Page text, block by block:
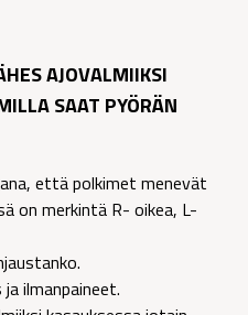
AJOVALMIIKSI
SAAT PYÖRÄN
että polkimet menevät
on merkintä R- oikea, L-
ilmanpaineet.